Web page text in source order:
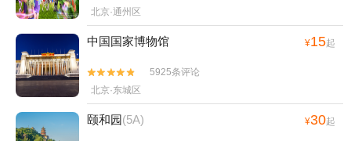
北京·通州区
中国国家博物馆 ¥15起


5925条评论
北京·东城区
颐和园(5A) ¥30起